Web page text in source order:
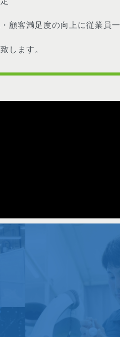
顧客満足度の向上に従業員一
します。